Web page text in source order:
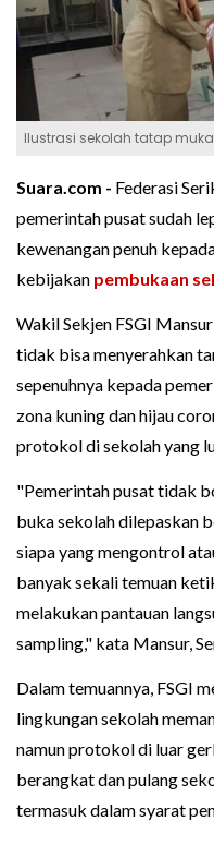
Ilustrasi sekolah tatap
Suara.com - Federasi
pemerintah pusat sudah
kewenangan penuh
kebijakan pembukaan
Wakil Sekjen FSGI
tidak bisa menyerahkan
sepenuhnya kepada
zona kuning dan hijau
protokol di sekolah yang
"Pemerintah pusat tidak
buka sekolah dilepaskan
siapa yang mengontrol
banyak sekali temuan
melakukan pantauan
sampling," kata Mansur,
Dalam temuannya, FSGI
lingkungan sekolah
namun protokol di luar
berangkat dan pulang
termasuk dalam syarat